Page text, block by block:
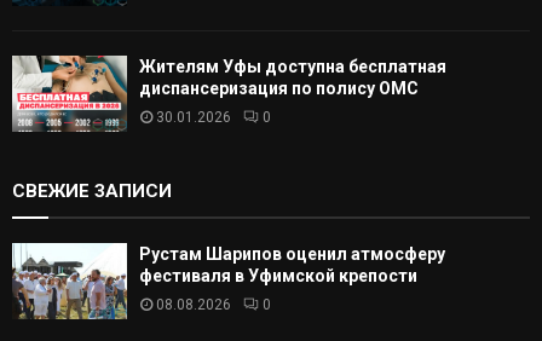
Жителям Уфы доступна бесплатная
диспансеризация по полису ОМС
30.01.2026 0
СВЕЖИЕ ЗАПИСИ
Рустам Шарипов оценил атмосферу
фестиваля в Уфимской крепости
08.08.2026 0